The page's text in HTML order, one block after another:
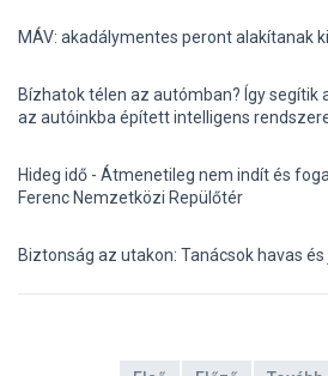
MÁV: akadálymentes peront alakítanak
Bízhatok télen az autómban? Így segítik
az autóinkba épített intelligens
Hideg idő - Átmenetileg nem indít és
Ferenc Nemzetközi Repülőtér
Biztonság az utakon: Tanácsok havas